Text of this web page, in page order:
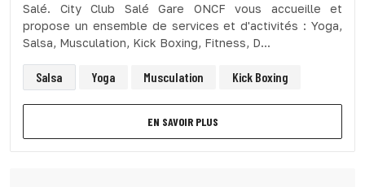
Salé. City Club Salé Gare ONCF vous accueille et
propose un ensemble de services et d'activités : Yoga,
Salsa, Musculation, Kick Boxing, Fitness, D...
Salsa Yoga Musculation Kick Boxing
EN SAVOIR PLUS